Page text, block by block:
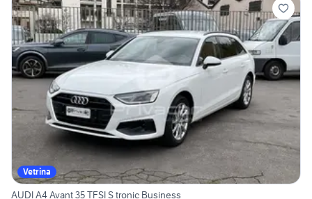
Vetrina
AUDI A4 Avant 35 TFSI S tronic Business